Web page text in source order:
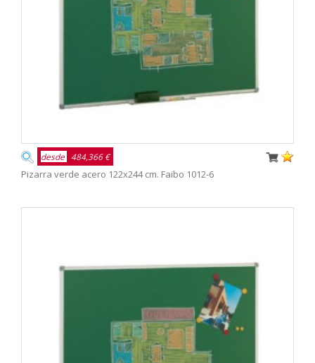
desde 484,366 €
Pizarra verde acero 122x244 cm. Faibo 1012-6